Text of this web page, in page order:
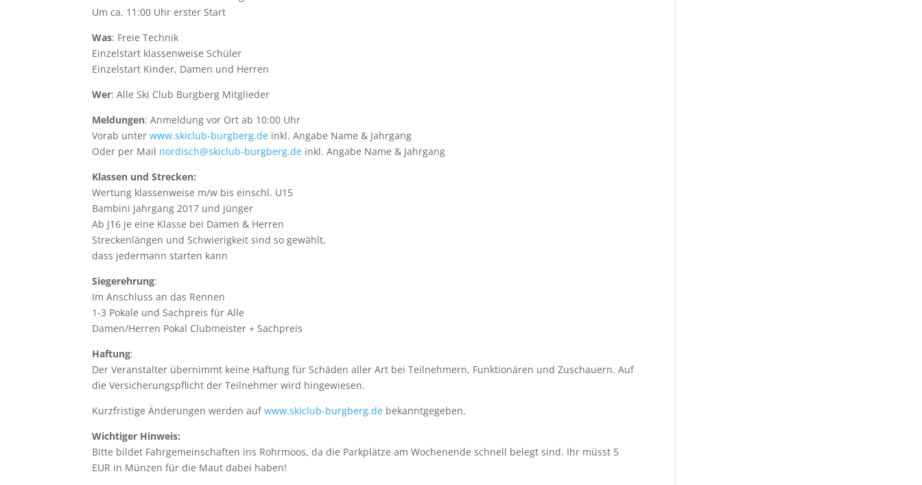
Um ca. 11:00 Uhr erster Start
Was: Freie Technik
Einzelstart klassenweise Schüler
Einzelstart Kinder, Damen und Herren
Wer: Alle Ski Club Burgberg Mitglieder
Meldungen: Anmeldung vor Ort ab 10:00 Uhr
Vorab unterwww.skiclub-burgberg.de inkl. Angabe Name & Jahrgang
Oder per Mail nordisch@skiclub-burgberg.de inkl. Angabe Name & Jahrgang
Klassen und Strecken:
Wertung klassenweise m/w bis einschl. U15
Bambini Jahrgang 2017 und jünger
Ab J16 je eine Klasse bei Damen & Herren
Streckenlängen und Schwierigkeit sind so gewählt,
dass jedermann starten kann
Siegerehrung:
Im Anschluss an das Rennen
1-3 Pokale und Sachpreis für Alle
Damen/Herren Pokal Clubmeister + Sachpreis
Haftung:
Der Veranstalter übernimmt keine Haftung für Schäden aller Art bei Teilnehmern, Funktionären und Zuschauern. Auf
die Versicherungspflicht der Teilnehmer wird hingewiesen.
Kurzfristige Änderungen werden aufwww.skiclub-burgberg.de bekanntgegeben.
Wichtiger Hinweis:
Bitte bildet Fahrgemeinschaften ins Rohrmoos, da die Parkplätze am Wochenende schnell belegt sind. Ihr müsst 5
EUR in Münzen für die Maut dabei haben!